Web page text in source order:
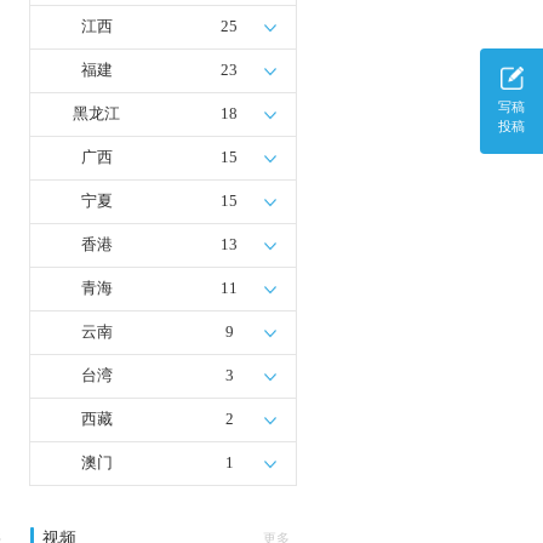
写稿
投稿
江西 25
福建 23
黑龙江 18
广西 15
宁夏 15
香港 13
青海 11
云南 9
台湾 3
西藏 2
澳门 1
视频 更多